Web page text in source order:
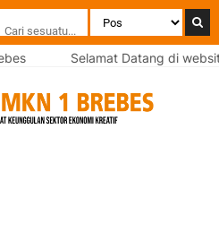
Selamat Datang di website